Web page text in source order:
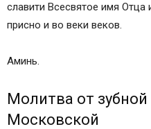
славити Всесвятое имя
присно и во веки веков.
Аминь.
Молитва от
Московской